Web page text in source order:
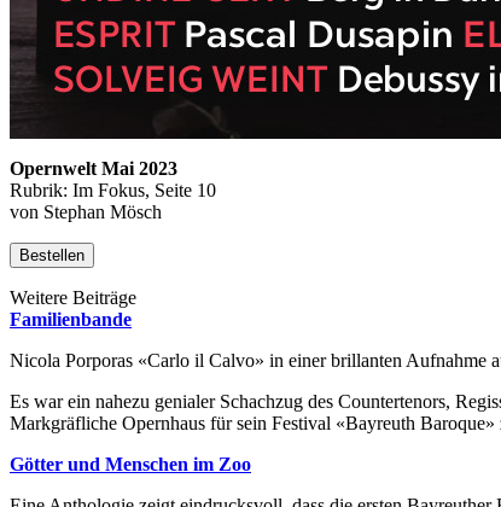
Opernwelt Mai 2023
Rubrik: Im Fokus, Seite 10
von Stephan Mösch
Bestellen
Weitere Beiträge
Familienbande
Nicola Porporas «Carlo il Calvo» in einer brillanten Aufnahme
Es war ein nahezu genialer Schachzug des Countertenors,
Markgräfliche Opernhaus für sein Festival «Bayreuth
Götter und Menschen im Zoo